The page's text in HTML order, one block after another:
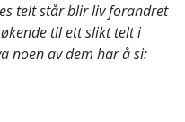
telt står blir liv forandret
til ett slikt telt i
noen av dem har å si: